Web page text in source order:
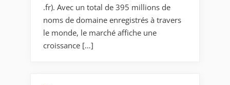
.fr). Avec un total de 395 millions de
noms de domaine enregistrés à travers
le monde, le marché affiche une
croissance […]